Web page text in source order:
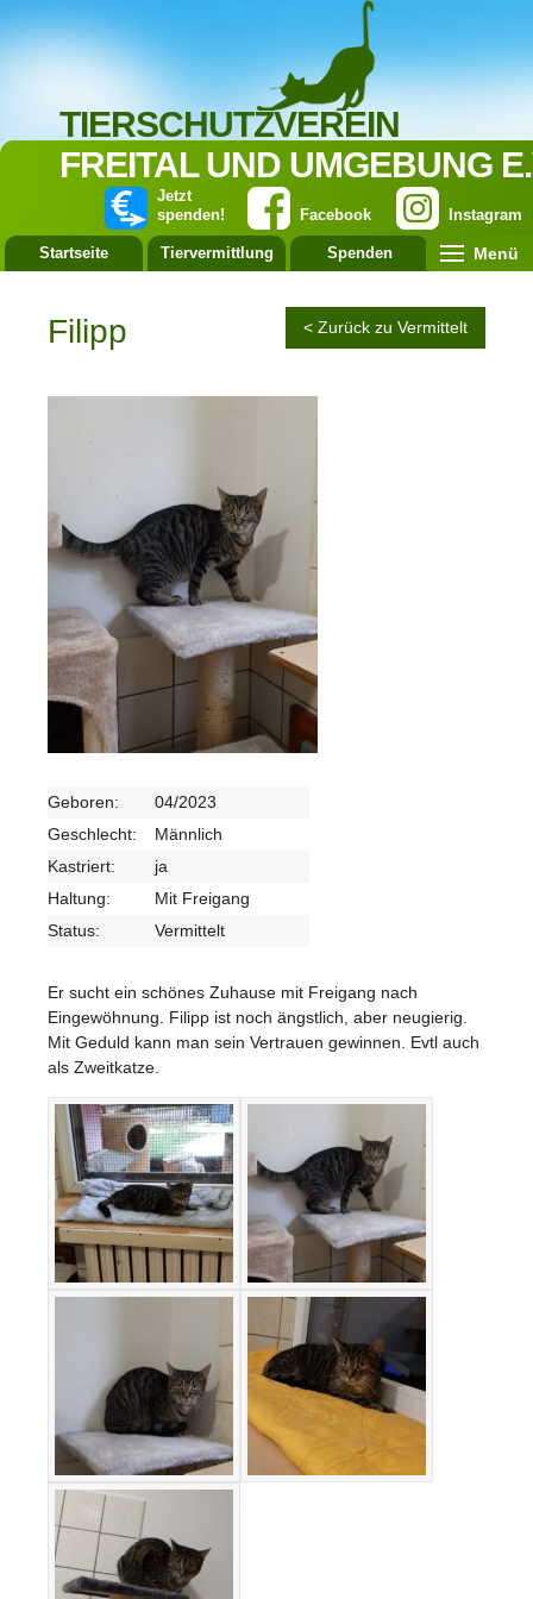
TIERSCHUTZVEREIN
FREITAL UND UMGEBUNG
Instagram
Facebook
Jetzt
spenden!
Startseite Tiervermittlung Spenden Menü
Filipp < Zurück zu Vermittelt
Geboren:
04/2023
Geschlecht:
Männlich
Kastriert:
ja
Haltung:
Mit Freigang
Status:
Vermittelt
Er sucht ein schönes Zuhause mit Freigang nach
Eingewöhnung. Filipp ist noch ängstlich, aber neugierig.
Mit Geduld kann man sein Vertrauen gewinnen. Evtl auch
als Zweitkatze.